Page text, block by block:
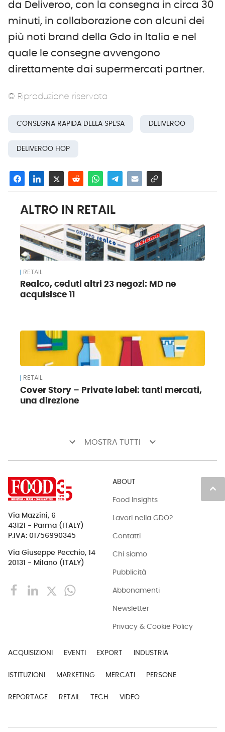
da Deliveroo, con la consegna in circa 30
minuti, in collaborazione con alcuni dei
più noti brand della Gdo in Italia e nel
quale le consegne avvengono
direttamente dai supermercati partner.
© Riproduzione riservata
CONSEGNA RAPIDA DELLA SPESA DELIVEROO
DELIVEROO HOP
ALTRO IN RETAIL
RETAIL
Realco, ceduti altri 23 negozi: MD ne
acquisisce 11
RETAIL
Cover Story – Private label: tanti mercati,
una direzione
keyboard_arrow_down MOSTRA TUTTI keyboard_arrow_down
keyboard_arrow_up
Via Mazzini, 6
43121 - Parma (ITALY)
P.IVA: 01756990345
Via Giuseppe Pecchio, 14
20131 - Milano (ITALY)
ABOUT
Food Insights
Lavori nella GDO?
Contatti
Chi siamo
Pubblicità
Abbonamenti
Newsletter
Privacy & Cookie Policy
ACQUISIZIONI EVENTI EXPORT INDUSTRIA
ISTITUZIONI MARKETING MERCATI PERSONE
REPORTAGE RETAIL TECH VIDEO